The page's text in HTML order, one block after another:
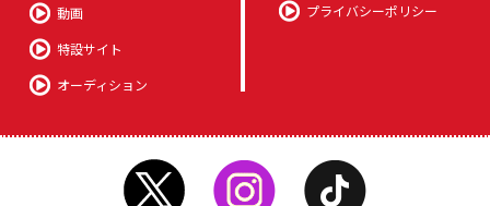
動画
特設サイト
オーディション
プライバシーポリシー